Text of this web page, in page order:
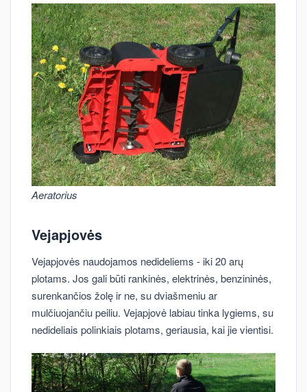
Aeratorius
Vejapjovės
Vejapjovės naudojamos nedideliems - iki 20 arų
plotams. Jos gali būti rankinės, elektrinės, benzininės,
surenkančios žolę ir ne, su dviašmeniu ar
mulčiuojančiu peiliu. Vejapjovė labiau tinka lygiems, su
nedideliais polinkiais plotams, geriausia, kai jie vientisi.